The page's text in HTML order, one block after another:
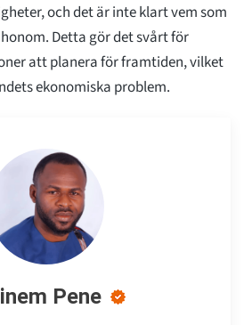
och det är inte klart vem som
Detta gör det svårt för
att planera för framtiden, vilket
ekonomiska problem.
Pene